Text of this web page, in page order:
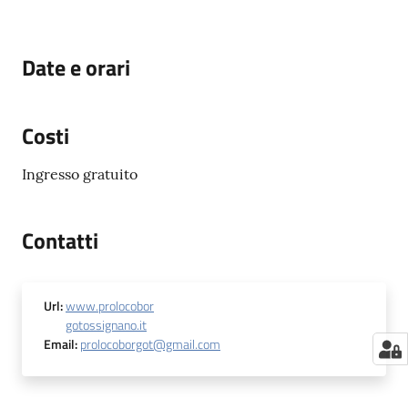
Date e orari
Costi
Ingresso gratuito
Contatti
Url:www.prolocobor
gotossignano.it
Email:prolocoborgot@gmail.com